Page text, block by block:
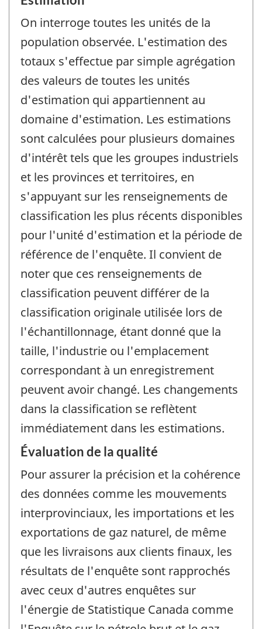
On interroge toutes les unités de la
population observée. L'estimation des
totaux s'effectue par simple agrégation
des valeurs de toutes les unités
d'estimation qui appartiennent au
domaine d'estimation. Les estimations
sont calculées pour plusieurs domaines
d'intérêt tels que les groupes industriels
et les provinces et territoires, en
s'appuyant sur les renseignements de
classification les plus récents disponibles
pour l'unité d'estimation et la période de
référence de l'enquête. Il convient de
noter que ces renseignements de
classification peuvent différer de la
classification originale utilisée lors de
l'échantillonnage, étant donné que la
taille, l'industrie ou l'emplacement
correspondant à un enregistrement
peuvent avoir changé. Les changements
dans la classification se reflètent
immédiatement dans les estimations.
Évaluation de la qualité
Pour assurer la précision et la cohérence
des données comme les mouvements
interprovinciaux, les importations et les
exportations de gaz naturel, de même
que les livraisons aux clients finaux, les
résultats de l'enquête sont rapprochés
avec ceux d'autres enquêtes sur
l'énergie de Statistique Canada comme